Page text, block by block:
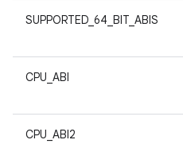
SUPPORTED_64_BIT_ABIS
CPU_ABI
CPU_ABI2